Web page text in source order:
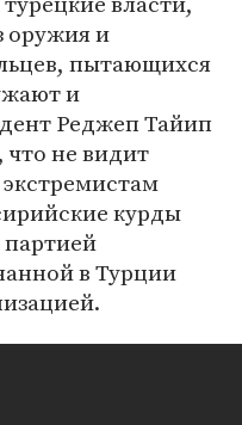
оружия и
пытающихся
и
Реджеп Тайип
что не видит
курды
партией
в Турции